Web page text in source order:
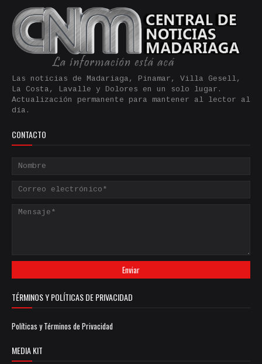
Las noticias de Madariaga, Pinamar, Villa Gesell,
La Costa, Lavalle y Dolores en un solo lugar.
Actualización permanente para mantener al lector al
día.
CONTACTO
TÉRMINOS Y POLÍTICAS DE PRIVACIDAD
Políticas y Términos de Privacidad
MEDIA KIT